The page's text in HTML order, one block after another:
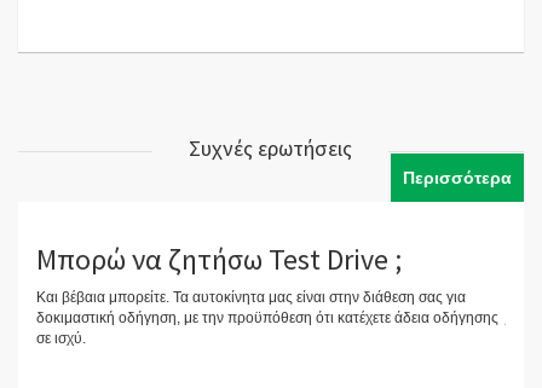
Συχνές ερωτήσεις
Περισσότερα
Μπορώ να ζητήσω Test Drive ;
Και βέβαια μπορείτε. Τα αυτοκίνητα μας είναι στην διάθεση σας για
δοκιμαστική οδήγηση, με την προϋπόθεση ότι κατέχετε άδεια οδήγησης
σε ισχύ.